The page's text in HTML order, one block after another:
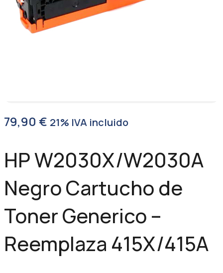
79,90 € 21% IVA incluido
HP W2030X/W2030A
Negro Cartucho de
Toner Generico –
Reemplaza 415X/415A